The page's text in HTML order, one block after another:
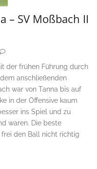
– SV Moßbach II
der frühen Führung durch
anschließenden
war von Tanna bis auf
in der Offensive kaum
ins Spiel und zu
waren. Die beste
den Ball nicht richtig